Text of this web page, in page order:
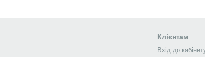
Клієнтам
Вхід до